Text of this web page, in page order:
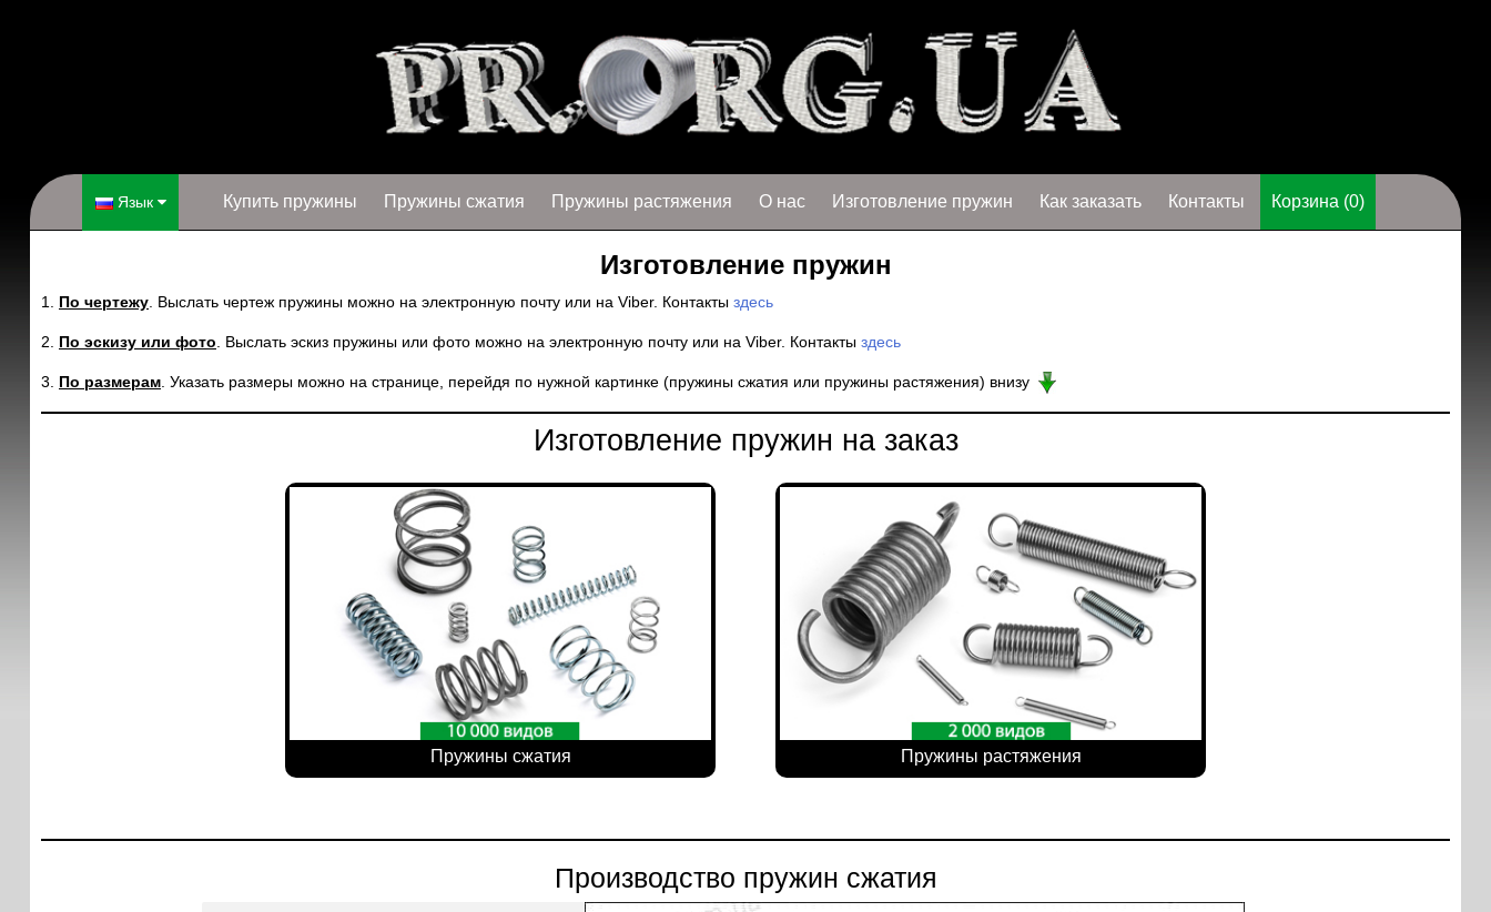
Купить пружины Пружины сжатия Пружины растяжения О нас Изготовление пружин Как заказать Контакты Корзина (0)
Язык
Изготовление пружин
1. По чертежу . Выслать чертеж пружины можно на электронную почту или на Viber. Контакты здесь
2. По эскизу или фото . Выслать эскиз пружины или фото можно на электронную почту или на Viber. Контакты здесь
3. По размерам . Указать размеры можно на странице, перейдя по нужной картинке (пружины сжатия или пружины растяжения) внизу
Изготовление пружин на заказ
Пружины сжатия Пружины растяжения
Производство пружин сжатия